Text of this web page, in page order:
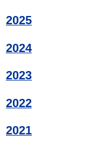
2025
2024
2023
2022
2021